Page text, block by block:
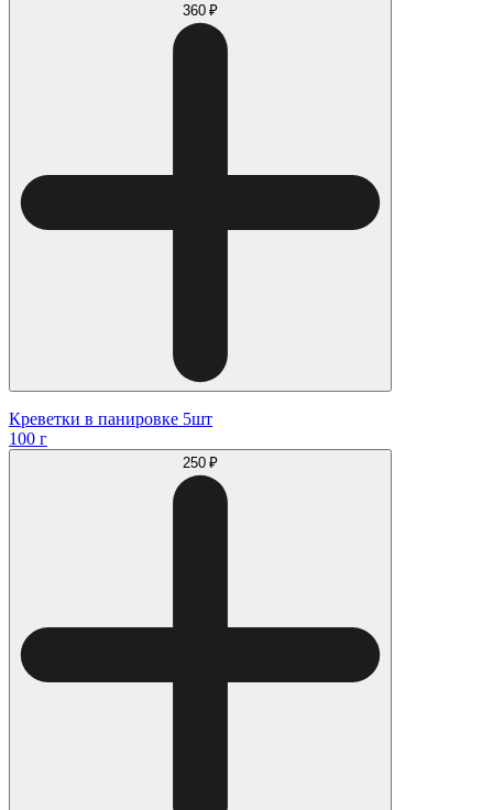
360 ₽
Креветки в панировке 5шт
100 г
250 ₽